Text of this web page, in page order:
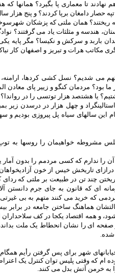
نهادند تا معماری پا بگیرد؟ همانها
حصار دامغان برپا کردند؟ و پنج هزار
ریختند؟ همان ملتی که پزشکان
هندسه و مثلثات یاد می گرفتند؟
باربد و سرکش و نکیسا؟ مگر پایه
مکاتب هرات و تبریز و اصفهان کار
می شدیم؟ نسل کشی کردها، ارامنه،
ما بود؟ مردمان کنگو و زییر پای معادن
یا هشتصد هزار توتسی را در رواندا؟
و چهل هزار در درسدن زیر
این سالهای سیاه پل پیروزی بودیم و
مشروطه خواهیمان را روسها به
را ندارم که کسی مردمم را بدون آمار
تاریخش خیس از خون
چند تن در طبیعت بر ملتی که
ای که قانون به جای جرم دانستن
که خرید می کنند متهم به بی غیرتی
هماهنگ ساختن جامعه در برابر
و همه اقتصاد یکجا در کف
صفحه ای را نشان انحطاط یک ملت
شده.
خیابانهای شهر برای پس گرفتن رأیم
ام که وقتی پلیس توان کنترل یک
به خرمن آتش بدل می کنند.